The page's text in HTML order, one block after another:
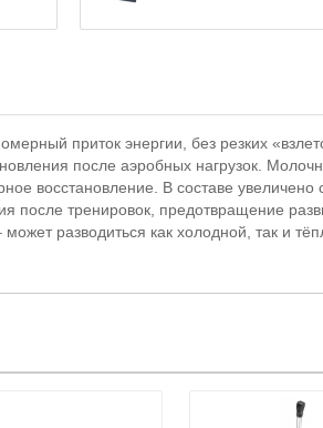
приток энергии, без резких
после аэробных нагрузок.
восстановление. В составе увеличено
после тренировок, предотвращение
разводиться как холодной, так и